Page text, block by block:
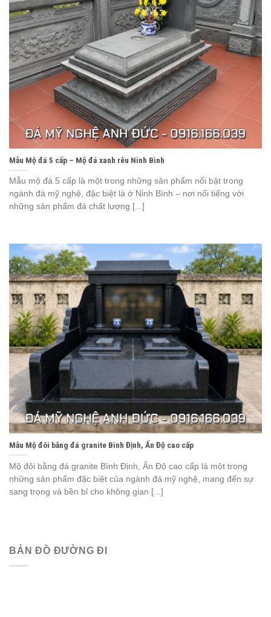
Mẫu Mộ đá 5 cấp – Mộ đá xanh rêu Ninh Bình
Mẫu mộ đá 5 cấp là một trong những sản phẩm nổi bật trong
ngành đá mỹ nghệ, đặc biệt là ở Ninh Bình – nơi nổi tiếng với
những sản phẩm đá chất lượng [...]
Mẫu Mộ đôi bằng đá granite Bình Định, Ấn Độ cao cấp
Mộ đôi bằng đá granite Bình Định, Ấn Độ cao cấp là một trong
những sản phẩm đặc biệt của ngành đá mỹ nghệ, mang đến sự
sang trọng và bền bỉ cho không gian [...]
BẢN ĐỒ ĐƯỜNG ĐI